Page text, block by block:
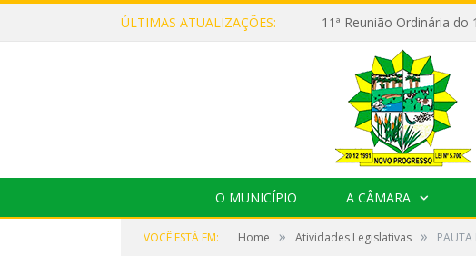
ÚLTIMAS ATUALIZAÇÕES:
O MUNICÍPIO A CÂMARA
VOCÊ ESTÁ EM: Home » Atividades Legislativas » PAUTA